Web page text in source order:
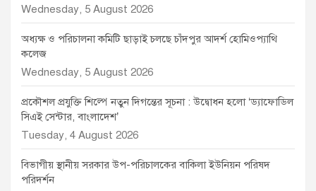
Wednesday, 5 August 2026
অধ্যক্ষ ও পরিচালনা কমিটি ছাড়াই চলছে চাঁদপুর আদর্শ হোমিওপ্যাথি
কলেজ
Wednesday, 5 August 2026
প্রকৌশল প্রযুক্তি শিল্পে নতুন দিগন্তের সূচনা : উদ্বোধন হলো ‘ড্যাফোডিল
সিএই সেন্টার, বাংলাদেশ’
Tuesday, 4 August 2026
বিভাগীয় স্থানীয় সরকার উপ-পরিচালকের বাকিলা ইউনিয়ন পরিষদ
পরিদর্শন